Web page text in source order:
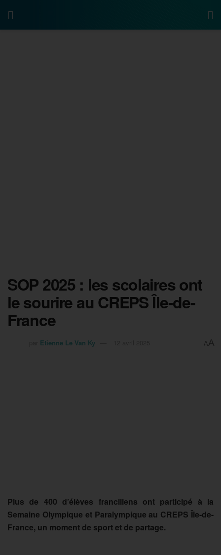
SOP 2025 : les scolaires ont
le sourire au CREPS Île-de-
France
Etienne Le Van Ky AA
Plus de 400 d’élèves franciliens ont participé à la
Semaine Olympique et Paralympique au CREPS Île-de-
France, un moment de sport et de partage.